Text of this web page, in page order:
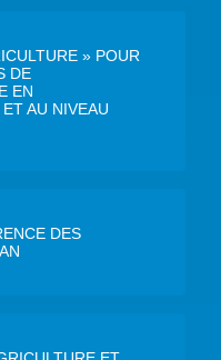
» POUR
DE
EN
AU NIVEAU
DES